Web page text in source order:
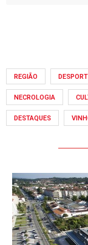
REGIÃO
NECROLOGIA
DESTAQUES